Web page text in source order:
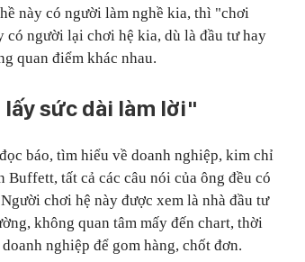
này có người làm nghề kia, thì "chơi
người lại chơi hệ kia, dù là đầu tư hay
quan điểm khác nhau.
sức dài làm lời"
báo, tìm hiểu về doanh nghiệp, kim chỉ
tất cả các câu nói của ông đều có
chơi hệ này được xem là nhà đầu tư
không quan tâm mấy đến chart, thời
nghiệp để gom hàng, chốt đơn.